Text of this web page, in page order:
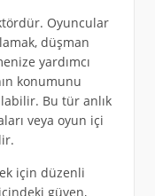
Oyuncular
düşman
yardımcı
konumunu
Bu tür anlık
veya oyun içi
için düzenli
güven,